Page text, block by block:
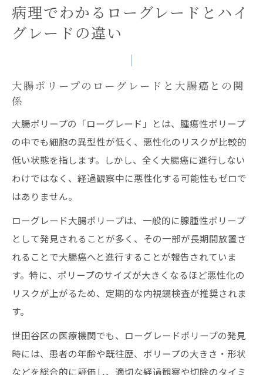
病理でわかるローグレードとハイ
グレードの違い
大腸ポリープのローグレードと大腸癌との関
係
大腸ポリープの「ローグレード」とは、腫瘍性ポリープ
の中でも細胞の異型性が低く、悪性化のリスクが比較的
低い状態を指します。しかし、全く大腸癌に進行しない
わけではなく、経過観察中に悪性化する可能性もゼロで
はありません。
ローグレード大腸ポリープは、一般的に腺腫性ポリープ
として発見されることが多く、その一部が長期間放置さ
れることで大腸癌へと進行することが報告されていま
す。特に、ポリープのサイズが大きくなるほど悪性化の
リスクが上がるため、定期的な内視鏡検査が推奨されま
す。
世田谷区の医療機関でも、ローグレードポリープの発見
時には、患者の年齢や既往歴、ポリープの大きさ・形状
などを総合的に評価し、適切な経過観察や切除のタイミ